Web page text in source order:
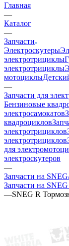
Главная
—
Каталог
—
Запчасти
Электроскутеры
электротрициклы
электротрициклы
мотоциклы
—
Запчасти для
Бензиновые
электросамокатов
квадроциклов
электротрициклов
электротрициклов
для
электроскутеров
—
Запчасти на
Запчасти на
—SNEG R